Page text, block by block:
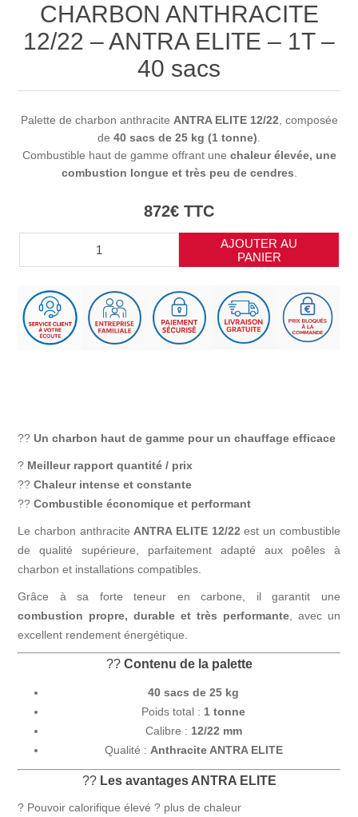
CHARBON ANTHRACITE
12/22 – ANTRA ELITE – 1T –
40 sacs
Palette de charbon anthracite ANTRA ELITE 12/22 , composée
de 40 sacs de 25 kg (1 tonne)
Combustible haut de gamme offrant une chaleur élevée, une
combustion longue et très peu de cendres
872€ TTC
AJOUTER AU
PANIER
?? Un charbon haut de gamme pour un chauffage efficace
? Meilleur rapport quantité / prix
??Chaleur intense et constante
??Combustible économique et performant
Le charbon anthraciteANTRA ELITE 12/22est un combustible
de qualité supérieure, parfaitement adapté aux poêles à
charbon et installations compatibles.
Grâce à sa forte teneur en carbone, il garantit une
combustion propre, durable et très performante, avec un
excellent rendement énergétique.
?? Contenu de la palette
40 sacs de 25 kg
Poids total : 1 tonne
Calibre : 12/22 mm
Qualité : Anthracite ANTRA ELITE
?? Les avantages ANTRA ELITE
? Pouvoir calorifique élevé ? plus de chaleur